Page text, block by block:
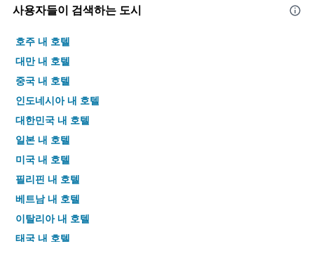
사용자들이 검색하는 도시
호주 내 호텔
대만 내 호텔
중국 내 호텔
인도네시아 내 호텔
대한민국 내 호텔
일본 내 호텔
미국 내 호텔
필리핀 내 호텔
베트남 내 호텔
이탈리아 내 호텔
태국 내 호텔